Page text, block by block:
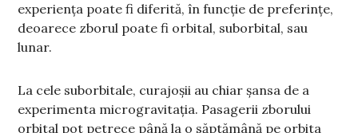
experiența poate fi diferită, în funcție de preferințe,
deoarece zborul poate fi orbital, suborbital, sau
lunar.
La cele suborbitale, curajoșii au chiar șansa de a
experimenta microgravitația. Pasagerii zborului
orbital pot petrece până la o săptămână pe orbita